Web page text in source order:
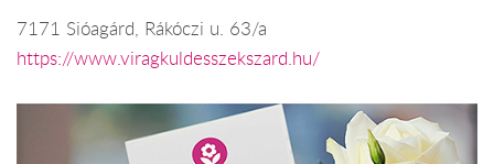
7171 Sióagárd, Rákóczi u. 63/a
https://www.viragkuldesszekszard.hu/